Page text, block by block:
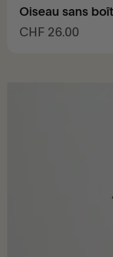
Oiseau sans
Prix de vente
CHF 26.00